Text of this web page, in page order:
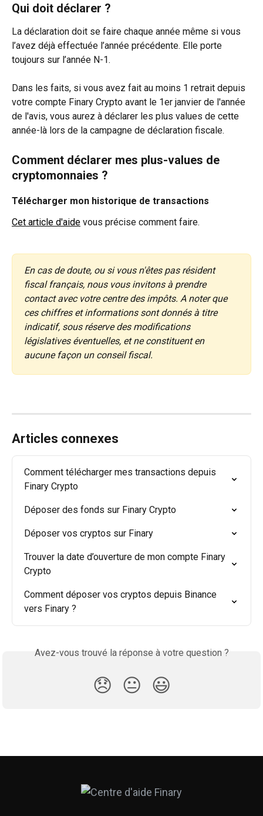
Qui doit déclarer ?
La déclaration doit se faire chaque année même si vous
l’avez déjà effectuée l’année précédente. Elle porte
toujours sur l’année N-1.
Dans les faits, si vous avez fait au moins 1 retrait depuis
votre compte Finary Crypto avant le 1er janvier de l'année
de l'avis, vous aurez à déclarer les plus values de cette
année-là lors de la campagne de déclaration fiscale.
Comment déclarer mes plus-values de
cryptomonnaies ?
Télécharger mon historique de transactions
Cet article d'aide vous précise comment faire.
En cas de doute, ou si vous n'êtes pas résident
fiscal français, nous vous invitons à prendre
contact avec votre centre des impôts. A noter que
ces chiffres et informations sont donnés à titre
indicatif, sous réserve des modifications
législatives éventuelles, et ne constituent en
aucune façon un conseil fiscal.
Articles connexes
Comment télécharger mes transactions depuis
Finary Crypto
Déposer des fonds sur Finary Crypto
Déposer vos cryptos sur Finary
Trouver la date d’ouverture de mon compte Finary
Crypto
Comment déposer vos cryptos depuis Binance
vers Finary ?
Avez-vous trouvé la réponse à votre question ?
😞 😐 😃